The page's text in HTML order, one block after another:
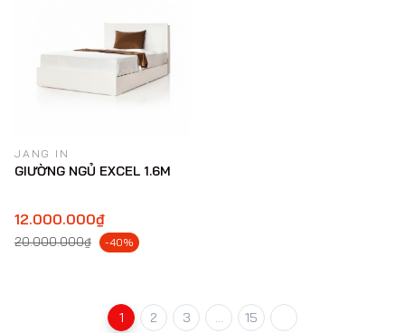
JANG IN
GIƯỜNG NGỦ EXCEL 1.6M
12.000.000₫
20.000.000₫ -40%
1 2 3 ... 15